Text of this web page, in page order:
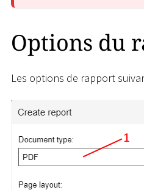
Options du
Les options de rapport